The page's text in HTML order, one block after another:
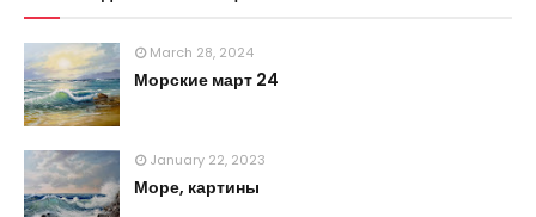
March 28, 2024
Морские март 24
January 22, 2023
Море, картины